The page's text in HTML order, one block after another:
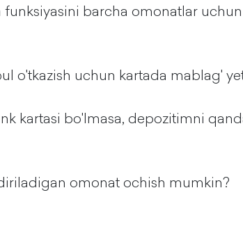
barcha omonatlar
o'tkazish uchun kartada mablag'
kartasi bo'lmasa, depozitimni
omonat ochish mumkin?